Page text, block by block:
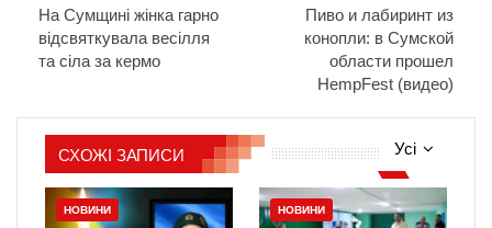
На Сумщині жінка гарно
відсвяткувала весілля
та сіла за кермо
Пиво и лабиринт из
конопли: в Сумской
области прошел
HempFest (видео)
Усі
СХОЖІ ЗАПИСИ
НОВИНИ НОВИНИ